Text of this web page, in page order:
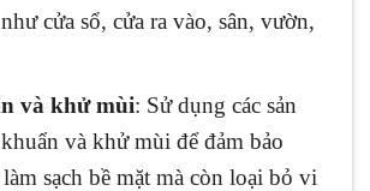
cửa sổ, cửa ra vào, sân, vườn,
và khử mùi: Sử dụng các sản
và khử mùi để đảm bảo
sạch bề mặt mà còn loại bỏ vi